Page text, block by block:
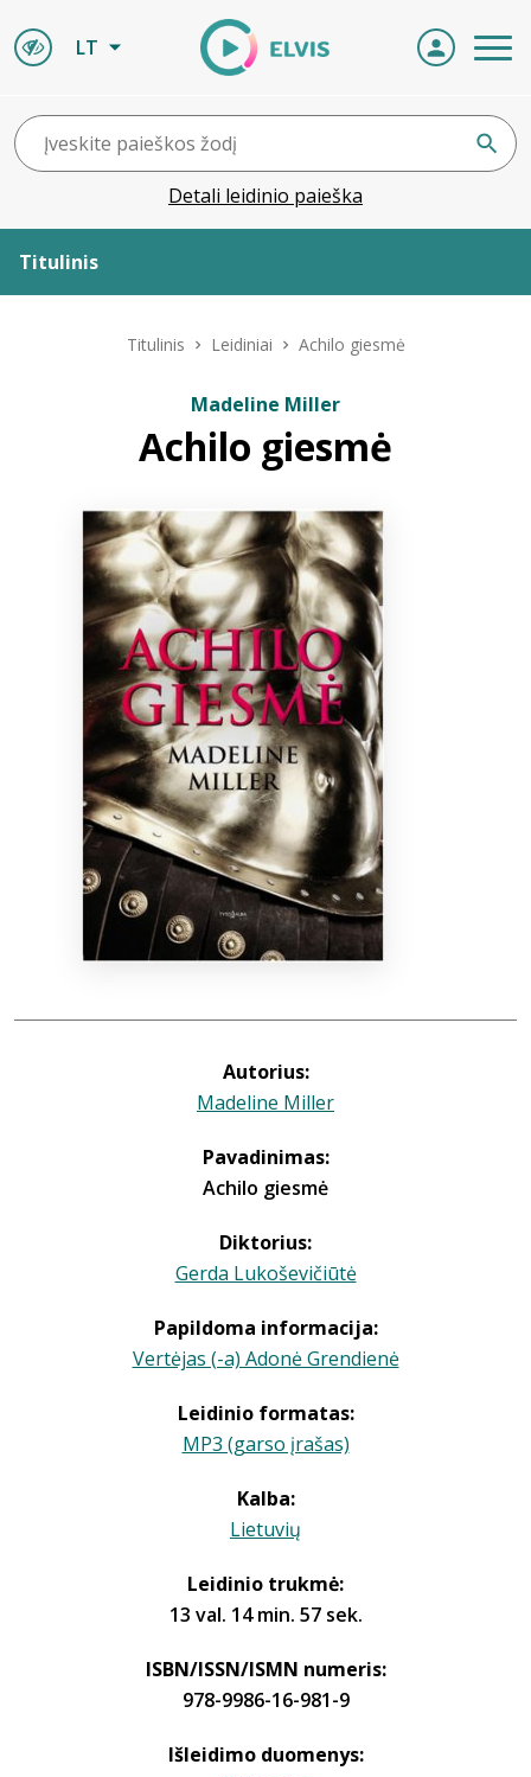
LT
Detali leidinio paieška
Titulinis
ELVIS atvyksta
Naujienos
Bibliotekoms
+370 667 80 541
info@elvislab.lt
Titulinis Leidiniai Achilo giesmė
Madeline Miller
Achilo giesmė
Autorius:
Madeline Miller
Pavadinimas:
Achilo giesmė
Diktorius:
Gerda Lukoševičiūtė
Papildoma informacija:
Vertėjas (-a) Adonė Grendienė
Leidinio formatas:
MP3 (garso įrašas)
Kalba:
Lietuvių
Leidinio trukmė:
13 val. 14 min. 57 sek.
ISBN/ISSN/ISMN numeris:
978-9986-16-981-9
Išleidimo duomenys: